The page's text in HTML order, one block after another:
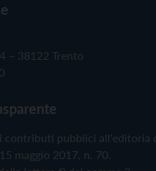
– 38122 Trento
contributi pubblici all'editoria
maggio 2017, n. 70.